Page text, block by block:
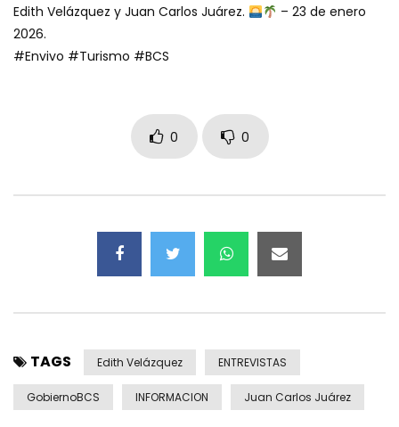
Edith Velázquez y Juan Carlos Juárez.
– 23 de enero
2026.
#Envivo #Turismo #BCS
0 0
TAGS Edith Velázquez ENTREVISTAS
GobiernoBCS INFORMACION Juan Carlos Juárez